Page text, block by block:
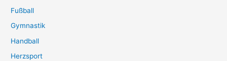
Fußball
Gymnastik
Handball
Herzsport